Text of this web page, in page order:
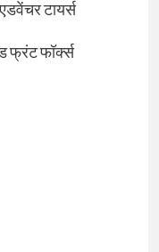
टायर्स
फ्रंट फॉर्क्स